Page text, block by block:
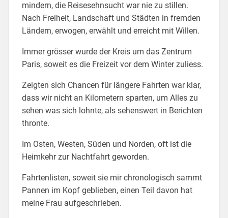
mindern, die Reisesehnsucht war nie zu stillen.
Nach Freiheit, Landschaft und Städten in fremden
Ländern, erwogen, erwählt und erreicht mit Willen.
Immer grösser wurde der Kreis um das Zentrum
Paris, soweit es die Freizeit vor dem Winter zuliess.
Zeigten sich Chancen für längere Fahrten war klar,
dass wir nicht an Kilometern sparten, um Alles zu
sehen was sich lohnte, als sehenswert in Berichten
thronte.
Im Osten, Westen, Süden und Norden, oft ist die
Heimkehr zur Nachtfahrt geworden.
Fahrtenlisten, soweit sie mir chronologisch sammt
Pannen im Kopf geblieben, einen Teil davon hat
meine Frau aufgeschrieben.